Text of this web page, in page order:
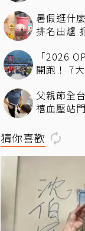
暑假逛什
排名出爐
「2026
開跑！ 7
父親節全
禧血壓站
猜你喜歡